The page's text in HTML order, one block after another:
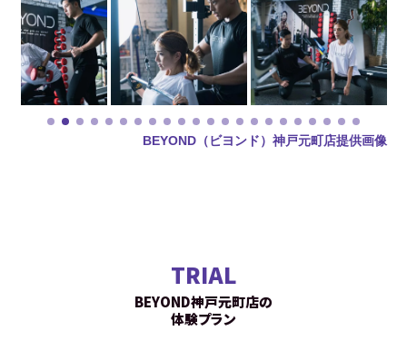
BEYOND（ビヨンド）神戸元町店提供画像
TRIAL
BEYOND神戸元町店の
体験プラン